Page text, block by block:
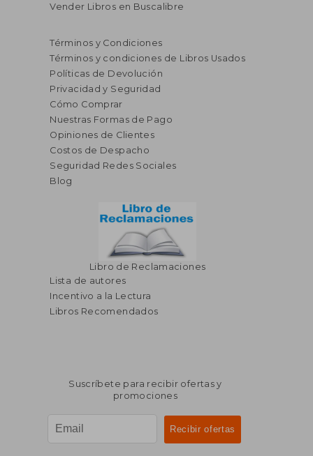
Vender Libros en Buscalibre
Términos y Condiciones
Términos y condiciones de Libros Usados
Políticas de Devolución
Privacidad y Seguridad
Cómo Comprar
Nuestras Formas de Pago
Opiniones de Clientes
Costos de Despacho
Seguridad Redes Sociales
Blog
Libro de Reclamaciones
Lista de autores
Incentivo a la Lectura
Libros Recomendados
Suscríbete para recibir ofertas y
promociones